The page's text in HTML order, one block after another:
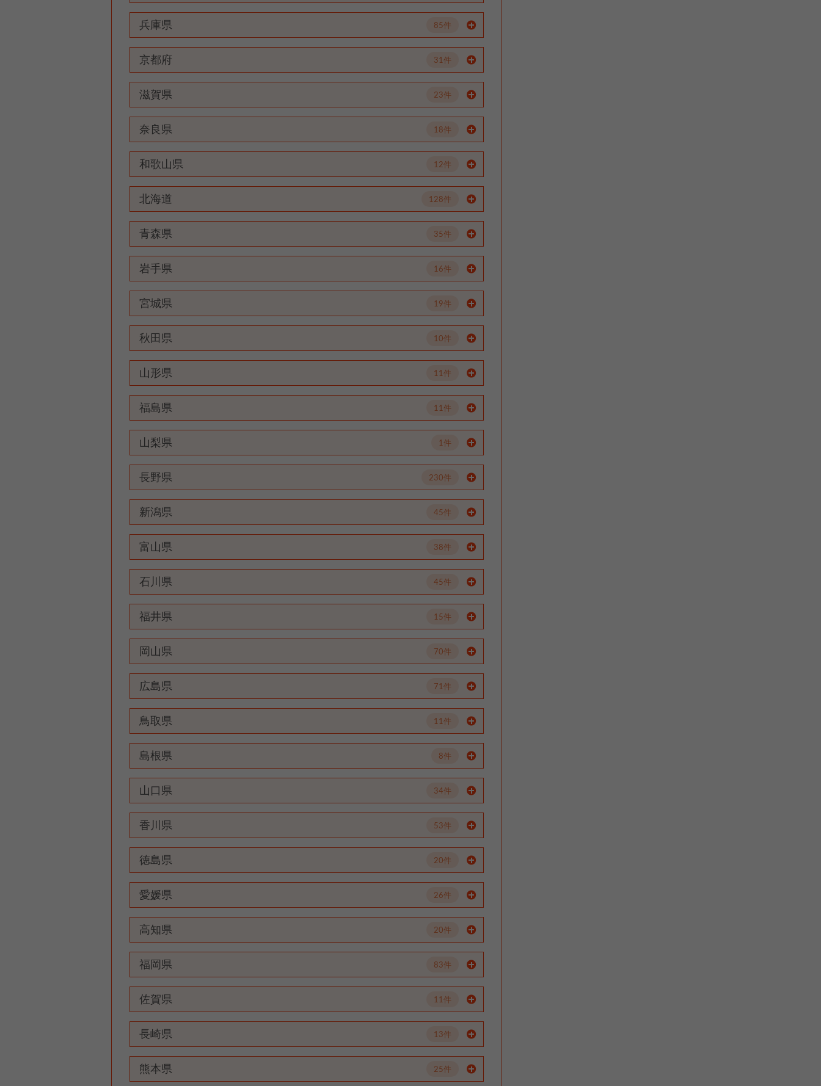
兵庫県 85件
京都府 31件
滋賀県 23件
奈良県 18件
和歌山県 12件
北海道 128件
青森県 35件
岩手県 16件
宮城県 19件
秋田県 10件
山形県 11件
福島県 11件
山梨県 1件
長野県 230件
新潟県 45件
富山県 38件
石川県 45件
福井県 15件
岡山県 70件
広島県 71件
鳥取県 11件
島根県 8件
山口県 34件
香川県 53件
徳島県 20件
愛媛県 26件
高知県 20件
福岡県 83件
佐賀県 11件
長崎県 13件
熊本県 25件